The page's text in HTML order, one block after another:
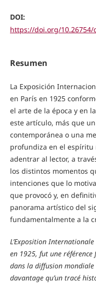
DOI:
https://doi.org/
Resumen
La Exposición
en París en 1925
el arte de la época y en
este artículo, más que
contemporánea o una
profundiza en el espíritu
adentrar al lector, a
los distintos momentos
intenciones que lo
que provocó y, en
panorama artístico del
fundamentalmente a la
L’Exposition
en 1925, fut une référence
dans la diffusion mondiale
davantage qu’un tracé